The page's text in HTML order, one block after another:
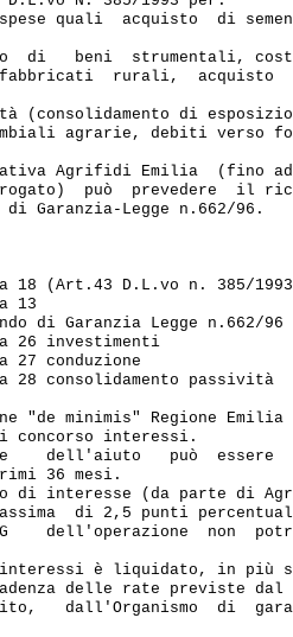
quali  acquisto  di
di   beni  strumentali,
rurali,  acquisto
(consolidamento di
agrarie, debiti verso
Agrifidi Emilia  (fino ad
può  prevedere  il
Garanzia-Legge n.662/96.
18 (Art.43 D.L.vo n. 385/
13
di Garanzia Legge n.662/96
26 investimenti
conduzione
consolidamento passività
"de minimis" Regione Emilia
concorso interessi.
dell'aiuto   può  essere
36 mesi.
di interesse (da parte di
di 2,5 punti
dell'operazione  non
è liquidato, in più
delle rate previste dal
dall'Organismo  di